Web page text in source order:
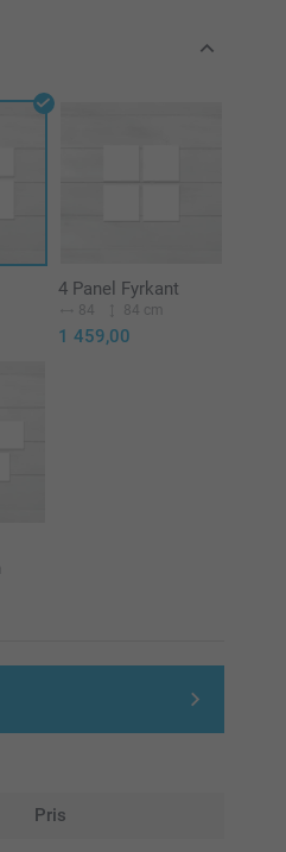
4 Panel Fyrkant
84 84 cm
1 459,00
Pris